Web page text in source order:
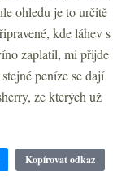
ohledu je to určitě
kde láhev s
zaplatil, mi přijde
peníze se dají
ze kterých už
Kopírovat odkaz